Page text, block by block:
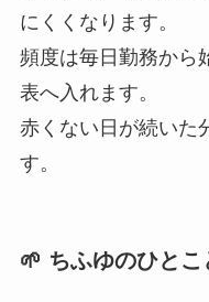
にくくなります。
頻度は毎日勤務から
表へ入れます。
赤くない日が続いた
す。
🌱 ちふゆのひとこ